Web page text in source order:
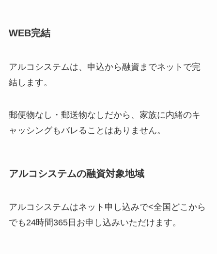
WEB完結
アルコシステムは、申込から融資までネットで完
結します。
郵便物なし・郵送物なし だから、家族に内緒のキ
ャッシングもバレることはありません。
アルコシステムの融資対象地域
アルコシステムはネット申し込みで<全国どこから
でも24時間365日 お申し込みいただけます。